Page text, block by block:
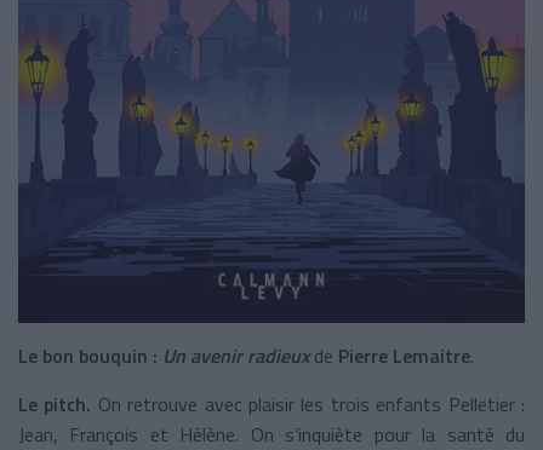
Le bon bouquin : Un avenir radieuxde Pierre Lemaitre.
Le pitch. On retrouve avec plaisir les trois enfants Pelletier :
Jean, François et Hélène. On s’inquiète pour la santé du